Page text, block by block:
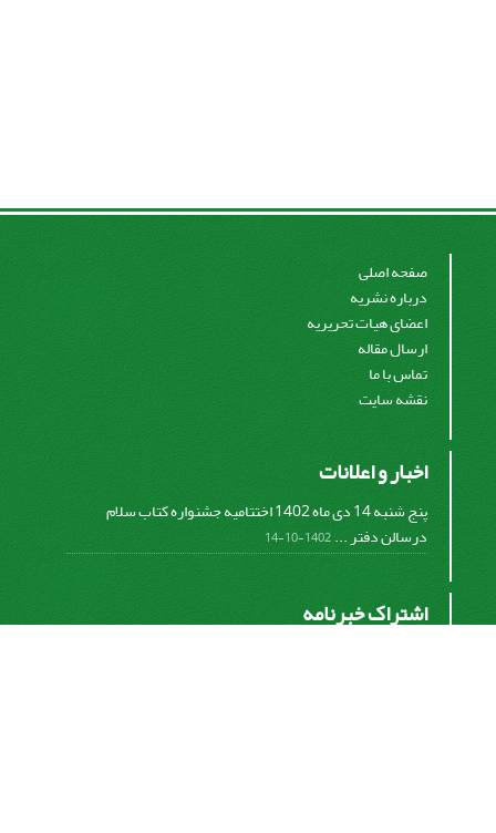
صفحه اصلی
درباره نشریه
اعضای هیات تحریریه
ارسال مقاله
تماس با ما
نقشه سایت
اخبار و اعلانات
پنج شنبه 14 دی ماه 1402 اختتامیه جشنواره کتاب سلام
درسالن دفتر ...1402-10-14
اشتراک خبرنامه